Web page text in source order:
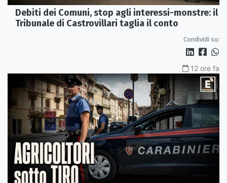
Debiti dei Comuni, stop agli interessi-monstre: il
Tribunale di Castrovillari taglia il conto
Condividi su:
12 ore fa